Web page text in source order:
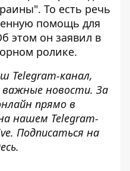
. То есть речь
помощь для
этом он заявил в
ролике.
Telegram-канал,
новости. За
прямо в
нашем Telegram-
. Подписаться на
.